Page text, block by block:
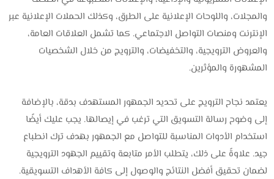
والمجلات، واللوحات الإعلانية على الطرق، وكذلك الحملات الإعلانية عبر
الإنترنت ومنصات التواصل الاجتماعي. كما تشمل العلاقات العامة،
والعروض الترويجية، والتخفيضات، والترويج من خلال الشخصيات
المشهورة والمؤثرين.
يعتمد نجاح الترويج على تحديد الجمهور المستهدف بدقة، بالإضافة
إلى وضوح رسالة التسويق التي ترغب في إيصالها. يجب عليك أيضًا
استخدام الأدوات المناسبة للتواصل مع الجمهور بهدف ترك انطباع
جيد. علاوةً على ذلك، يتطلب الأمر متابعة وتقييم الجهود الترويجية
لضمان تحقيق أفضل النتائج والوصول إلى كافة الأهداف التسويقية.